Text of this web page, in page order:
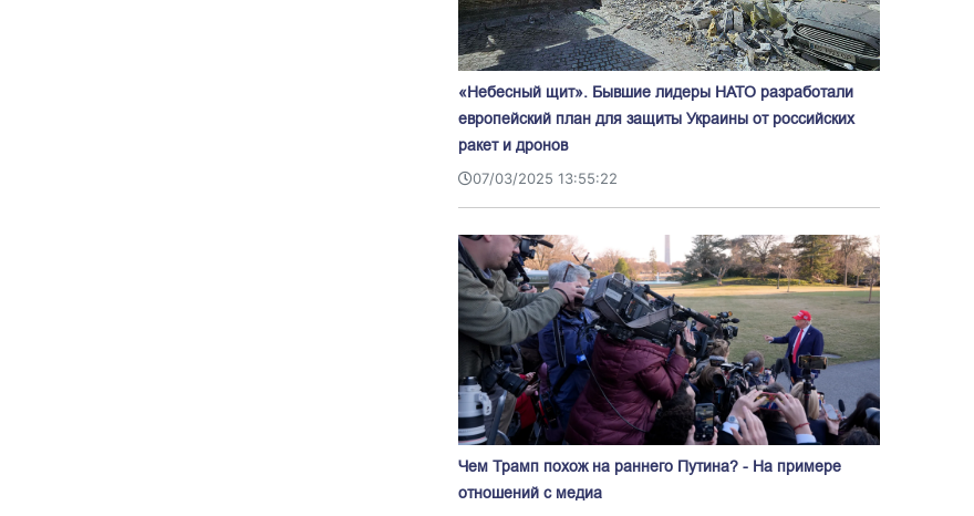
«Небесный щит». Бывшие лидеры НАТО разработали
европейский план для защиты Украины от российских
ракет и дронов
07/03/2025 13:55:22
Чем Трамп похож на раннего Путина? - На примере
отношений с медиа